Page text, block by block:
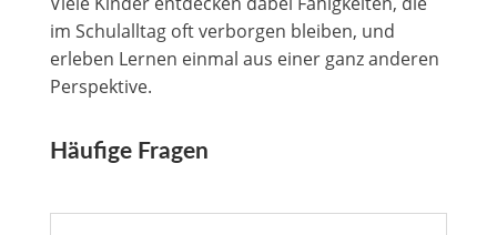
im Schulalltag oft verborgen bleiben, und
erleben Lernen einmal aus einer ganz anderen
Perspektive.
Häufige Fragen